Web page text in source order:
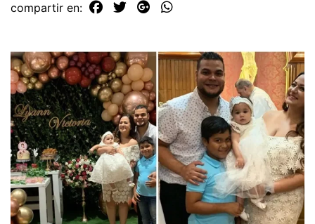
compartir en: